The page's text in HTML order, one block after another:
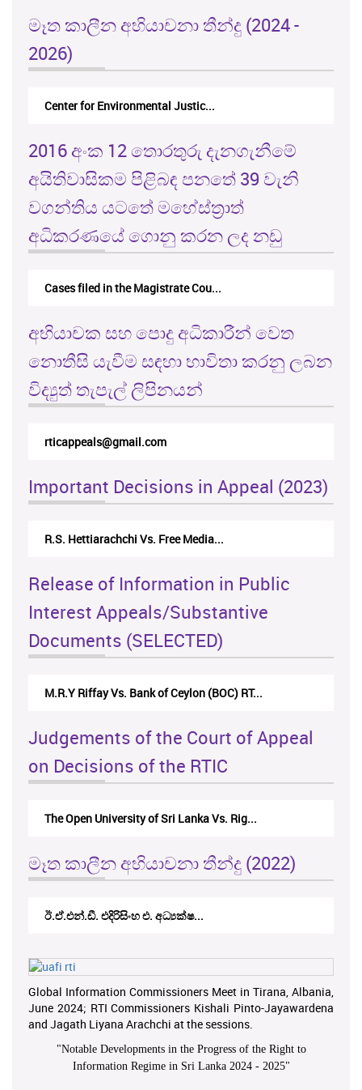
මෑත කාලීන අභියාචනා තීන්දු (2024 -
2026)
Center for Environmental Justic...
2016 අංක 12 තොරතුරු දැනගැනීමේ
අයිතිවාසිකම පිළිබඳ පනතේ 39 වැනි
වගන්තිය යටතේ මහේස්ත්‍රාත්
අධිකරණයේ ගොනු කරන ලද නඩු
Cases filed in the Magistrate Cou...
අභියාචක සහ පොදු අධිකාරීන් වෙත
නොතීසි යැවීම සඳහා භාවිතා කරනු ලබන
විද්‍යුත් තැපැල් ලිපිනයන්
rticappeals@gmail.com
Important Decisions in Appeal (2023)
R.S. Hettiarachchi Vs. Free Media...
Release of Information in Public
Interest Appeals/Substantive
Documents (SELECTED)
M.R.Y Riffay Vs. Bank of Ceylon (BOC) RT...
Judgements of the Court of Appeal
on Decisions of the RTIC
The Open University of Sri Lanka Vs. Rig...
මෑත කාලීන අභියාචනා තීන්දු (2022)
ඊ.ඒ.එන්.ඩී. එදිරිසිංහ එ. අධ්‍යක්ෂ...
Global Information Commissioners Meet in Tirana, Albania,
June 2024; RTI Commissioners Kishali Pinto-Jayawardena
and Jagath Liyana Arachchi at the sessions.
"Notable Developments in the Progress of the Right to
Information Regime in Sri Lanka 2024 - 2025"